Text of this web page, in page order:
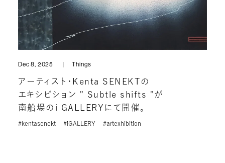
Dec 8, 2025 Things
アーティスト・Kenta SENEKTの
エキシビション " Subtle shifts "が
南船場のi GALLERYにて開催。
#kentasenekt #iGALLERY #artexhibition